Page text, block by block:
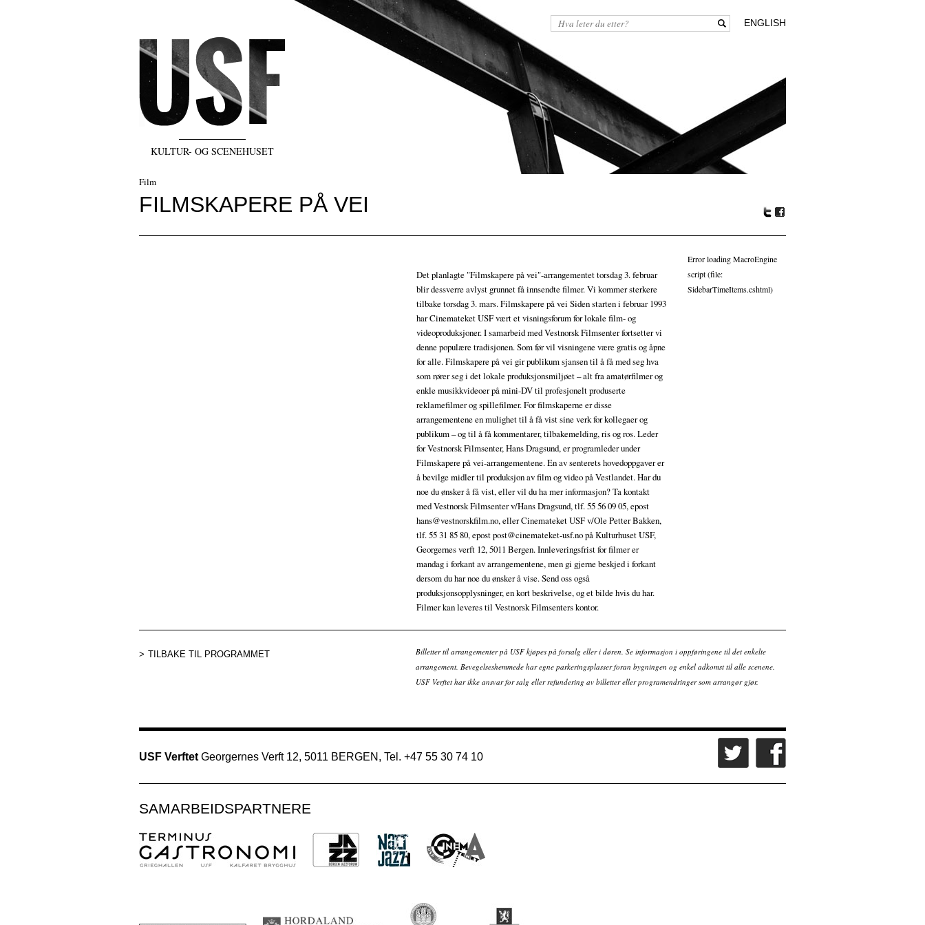
KULTUR- OG SCENEHUSET
ENGLISH
Film
FILMSKAPERE PÅ VEI
r
oo
Det planlagte "Filmskapere på vei"-arrangementet torsdag 3. februar
blir dessverre avlyst grunnet få innsendte filmer. Vi kommer sterkere
tilbake torsdag 3. mars. Filmskapere på vei Siden starten i februar 1993
har Cinemateket USF vært et visningsforum for lokale film- og
videoproduksjoner. I samarbeid med Vestnorsk Filmsenter fortsetter vi
denne populære tradisjonen. Som før vil visningene være gratis og åpne
for alle. Filmskapere på vei gir publikum sjansen til å få med seg hva
som rører seg i det lokale produksjonsmiljøet – alt fra amatørfilmer og
enkle musikkvideoer på mini-DV til profesjonelt produserte
reklamefilmer og spillefilmer. For filmskaperne er disse
arrangementene en mulighet til å få vist sine verk for kollegaer og
publikum – og til å få kommentarer, tilbakemelding, ris og ros. Leder
for Vestnorsk Filmsenter, Hans Dragsund, er programleder under
Filmskapere på vei-arrangementene. En av senterets hovedoppgaver er
å bevilge midler til produksjon av film og video på Vestlandet. Har du
noe du ønsker å få vist, eller vil du ha mer informasjon? Ta kontakt
med Vestnorsk Filmsenter v/Hans Dragsund, tlf. 55 56 09 05, epost
hans@vestnorskfilm.no, eller Cinemateket USF v/Ole Petter Bakken,
tlf. 55 31 85 80, epost post@cinemateket-usf.no på Kulturhuset USF,
Georgernes verft 12, 5011 Bergen. Innleveringsfrist for filmer er
mandag i forkant av arrangementene, men gi gjerne beskjed i forkant
dersom du har noe du ønsker å vise. Send oss også
produksjonsopplysninger, en kort beskrivelse, og et bilde hvis du har.
Filmer kan leveres til Vestnorsk Filmsenters kontor.
Error loading MacroEngine
script (file:
SidebarTimeItems.cshtml)
TILBAKE TIL PROGRAMMET
Billetter til arrangementer på USF kjøpes på forsalg eller i døren. Se informasjon i oppføringene til det enkelte
arrangement. Bevegelseshemmede har egne parkeringsplasser foran bygningen og enkel adkomst til alle scenene.
USF Verftet har ikke ansvar for salg eller refundering av billetter eller programendringer som arrangør gjør.
USF Verftet Georgernes Verft 12, 5011 BERGEN, Tel. +47 55 30 74 10
SAMARBEIDSPARTNERE